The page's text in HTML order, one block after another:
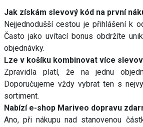
Jak získám slevový kód na první
Nejjednodušší cestou je přihlášení k
Často jako uvítací bonus obdržíte
objednávky.
Lze v košíku kombinovat více
Zpravidla platí, že na jednu
Doporučujeme vždy vybrat ten s
sortiment.
Nabízí e-shop Mariveo dopravu
Ano, při nákupu nad stanovenou